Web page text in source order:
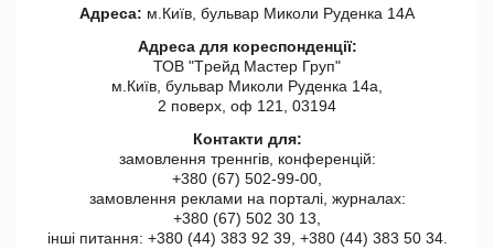
Адреса: м.Київ, бульвар Миколи Руденка 14А
Адреса для кореспонденції:
ТОВ "Tрейд Мастер Груп"
м.Київ, бульвар Миколи Руденка 14а,
2 поверх, оф 121, 03194
Контакти для:
замовлення треннгів, конференцій:
+380 (67) 502-99-00,
замовлення реклами на порталі, журналах:
+380 (67) 502 30 13,
інші питання: +380 (44) 383 92 39, +380 (44) 383 50 34.